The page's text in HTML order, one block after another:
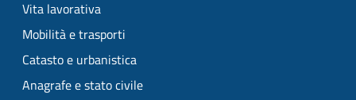
Vita lavorativa
Mobilità e trasporti
Catasto e urbanistica
Anagrafe e stato civile